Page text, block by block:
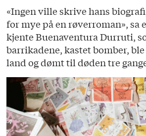
«Ingen ville skrive hans
for mye på en røverroman», sa
kjente Buenaventura Durruti,
barrikadene, kastet bomber,
land og dømt til døden tre